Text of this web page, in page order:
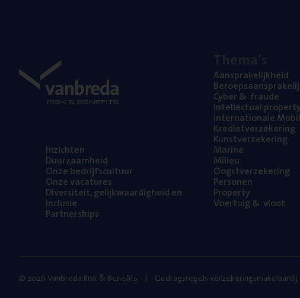
Inzich­ten
Duur­zaam­heid
Onze bedrijfs­cul­tuur
Onze vaca­tu­res
Diver­si­teit, gelijk­waar­dig­heid en
inclusie
Part­ner­ships
Aan­spra­ke­lijk­heid
Cyber& fraude
Intel­lec­tu­al property
Inter­na­ti­o­na­le
Kre­diet­ver­ze­ke­ring
Kunst­ver­ze­ke­ring
Mari­ne
Mili­eu
Oogst­ver­ze­ke­ring
Per­so­nen
Pro­per­ty
Voer­tuig& vloot
© 2026 Vanbreda Risk & Benefits Gedragsregels verzekeringsmakelaardij